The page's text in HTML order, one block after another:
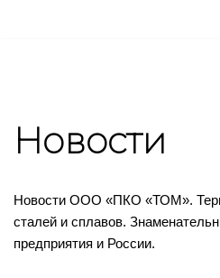
Новости
Новости ООО «ПКО «ТОМ».
сталей и сплавов.
предприятия и России.